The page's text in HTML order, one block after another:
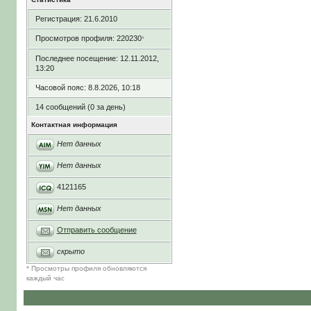
Регистрация: 21.6.2010
Просмотров профиля: 220230*
Последнее посещение: 12.11.2012,
13:20
Часовой пояс: 8.8.2026, 10:18
14 сообщений (0 за день)
Контактная информация
Нет данных
Нет данных
4121165
Нет данных
Отправить сообщение
скрыто
* Просмотры профиля обновляются
каждый час